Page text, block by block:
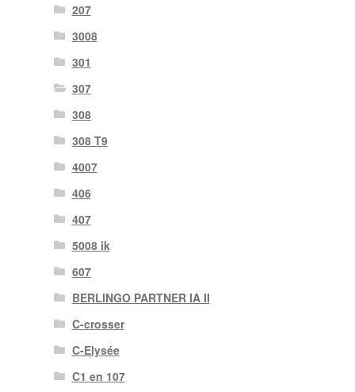
207
3008
301
307
308
308 T9
4007
406
407
5008 ik
607
BERLINGO PARTNER IA II
C-crosser
C-Elysée
C1 en 107